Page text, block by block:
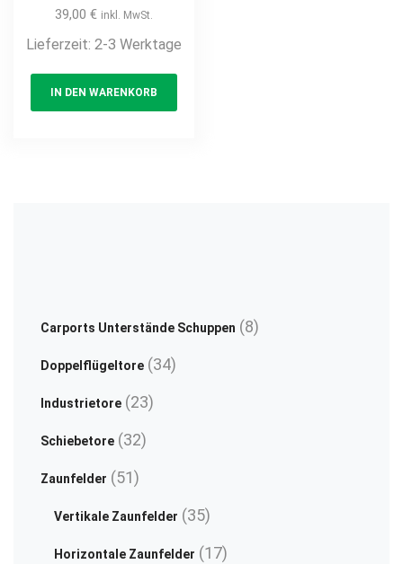
GENIUS
39,00 € inkl. MwSt.
Lieferzeit: 2-3 Werktage
IN DEN WARENKORB
Carports Unterstände Schuppen 88
Doppelflügeltore 3434
Industrietore 2323
Schiebetore 3232
Zaunfelder 5151
Vertikale Zaunfelder 3535
Horizontale Zaunfelder 1717